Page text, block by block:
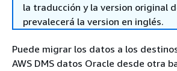
la traducción y la version original
prevalecerá la version en inglés.
Puede migrar los datos a los
AWS DMS datos Oracle desde otra